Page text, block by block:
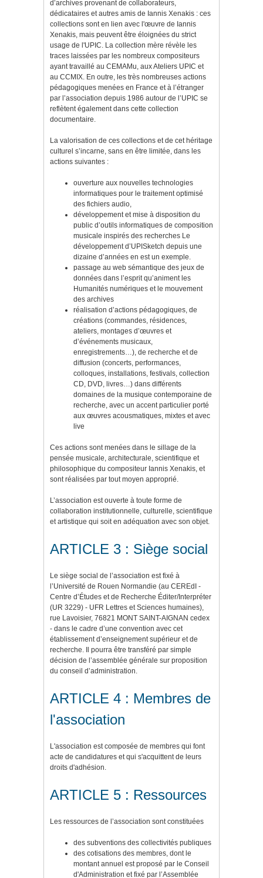
d’archives provenant de collaborateurs,
dédicataires et autres amis de Iannis Xenakis : ces
collections sont en lien avec l'œuvre de Iannis
Xenakis, mais peuvent être éloignées du strict
usage de l'UPIC. La collection mère révèle les
traces laissées par les nombreux compositeurs
ayant travaillé au CEMAMu, aux Ateliers UPIC et
au CCMIX. En outre, les très nombreuses actions
pédagogiques menées en France et à l’étranger
par l’association depuis 1986 autour de l’UPIC se
reflètent également dans cette collection
documentaire.
La valorisation de ces collections et de cet héritage
culturel s’incarne, sans en être limitée, dans les
actions suivantes :
ouverture aux nouvelles technologies
informatiques pour le traitement optimisé
des fichiers audio,
développement et mise à disposition du
public d’outils informatiques de composition
musicale inspirés des recherches Le
développement d’UPISketch depuis une
dizaine d’années en est un exemple.
passage au web sémantique des jeux de
données dans l’esprit qu’animent les
Humanités numériques et le mouvement
des archives
réalisation d’actions pédagogiques, de
créations (commandes, résidences,
ateliers, montages d’œuvres et
d’événements musicaux,
enregistrements…), de recherche et de
diffusion (concerts, performances,
colloques, installations, festivals, collection
CD, DVD, livres…) dans différents
domaines de la musique contemporaine de
recherche, avec un accent particulier porté
aux œuvres acousmatiques, mixtes et avec
live
Ces actions sont menées dans le sillage de la
pensée musicale, architecturale, scientifique et
philosophique du compositeur Iannis Xenakis, et
sont réalisées par tout moyen approprié.
L’association est ouverte à toute forme de
collaboration institutionnelle, culturelle, scientifique
et artistique qui soit en adéquation avec son objet.
ARTICLE 3 : Siège social
Le siège social de l’association est fixé à
l’Université de Rouen Normandie (au CEREdI -
Centre d’Études et de Recherche Éditer/Interpréter
(UR 3229) - UFR Lettres et Sciences humaines),
rue Lavoisier, 76821 MONT SAINT-AIGNAN cedex
- dans le cadre d’une convention avec cet
établissement d’enseignement supérieur et de
recherche. Il pourra être transféré par simple
décision de l’assemblée générale sur proposition
du conseil d’administration.
ARTICLE 4 : Membres de
l'association
L'association est composée de membres qui font
acte de candidatures et qui s'acquittent de leurs
droits d'adhésion.
ARTICLE 5 : Ressources
Les ressources de l’association sont constituées
des subventions des collectivités publiques
des cotisations des membres, dont le
montant annuel est proposé par le Conseil
d'Administration et fixé par l’Assemblée